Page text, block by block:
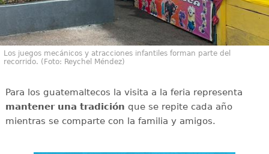
Los juegos mecánicos y atracciones infantiles forman parte del
recorrido. (Foto: Reychel Méndez)
Para los guatemaltecos la visita a la feria representa
mantener una tradición que se repite cada año
mientras se comparte con la familia y amigos.